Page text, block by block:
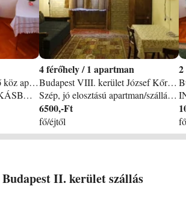
Budapest III. kerület Szőlő köz apartman
INGYENES WIFI A LAKÁSBAN BELVÁROS 20 PERC TÖMEGKÖZLEKEDÉSSEL. Az apartman Óbudán, a Flórián tértől és az Árpád híd budai hídfőjétől alig 5 percnyi sétára, nyugodt környezetben található. Kiváló elhelyezkedése miatt, tömegközlekedéssel akár 15-20 perc alatt elérhető a belváros. Közelben a hangulatos hamisítatlan Óbudai hangulattal a Szentlélek tér, az Óbudai promenád, kellemes séta és számtalan étterem várja vendégeiket, de közel a Margitsziget is. Részletes információk: A lakás a Szőlő közben - 9. emeleten tágas napos, szép kilátással Ház: Lift természetesen van Lakás nagysága: 70 m2 Szobák száma: 3, 5 (külön bejáratúak) Egyéb: egyik szoba franciaágyas, 2 szobában 1-1 kinyitható kétszemélyes ágy, a félszobában -mely ablaktalan- 1 db duplaágy. Ágyak száma: 1 franciaágy, 3 kinyitható duplaágy. (4-6 fő is kényelmesen elfér) Konyha: teljesen berendezett, felszerelt (kávéfőző, hűtőszekrény), kis étkezőpulttal. Fürdőszoba: fürdőkád, mosógép és WC külön helyiségben. TV: TV, műholdas programokkal Internet: WIFI (ingyenes) Egyéb a lakásról: világos, erkélyes (szép kilátással), a lakás berendezése praktikusan kényelmes. Közlekedés: 9-es, 86-os busz megállója kb. 2 percnyire, 1-es villamos kb. 5 percnyire a lakástól. Parkolás: őrzött beállási lehetőség a közelben.
4 /1 apartman
Budapest VIII. kerület József Kőrút 47 II. emelet apartman
Szép, jó elosztású apartman/szállás Budapesten. Körúti Apartmanok. II. -ik emelet, liftes ház. Az Orvosi (SOTE) Egyetem, a Szem, Transzplantációs, Fogászati, Sebészeti és Szív Klinikáknál. Közel a Magyar Nemzeti Múzeum, Iparművészeti Múzeum, Pázmány Péter, ELTE, SOTE, az Andrássy, a Református Egyetem, Színművészeti Főiskola, etc. Könnyen megközelíthető innen a: SYMA Csarnok, Papp László Aréna, MÜPA, Opera. Nagyszerű közlekedés, a 4/6 villamos most már éjjel-nappal közlekedik, könnyen ér el bárhova is, alig egy pár perc alatt. Lakásaink a Józsefváros Palota Negyedében találhatók, egy városképi védelem alatt álló, 1898. -ban épült eklektikus palotában, a József Körút 47 sz. alatt, a Krúdy Gyula utca sarkán. Az épület fsz. I. II. és III. -ik emeletén, udvari fekvésű, világos csendes lakások, (egy szoba + galéria saját konyha és fürdőszobával), felújítva 2020. -ban! A 4/6 villamosmegálló a ház előtt van (HARMINCKETTESEK TERE), a zöld, piros és a kék metró 5-10 van (RÁKÓCZI TÉR, CORVIN SÉTÁNY, KÁLVIN TÉR illetve BLAHA LUJZA TÉR), a 9, és 109 busz és a 83 trolimegálló a József Krt. - Baross utca sarkán található. Könnyen elérhető minden fontos látványosság: Az Iparművészeti Múzeum, A Magyar Nemzeti Múzeum, a Duna, Gellért Fürdő, Váci utca Nagy Csarnok, hajó állomás, tömegközlekedéssel könnyen elérhetők a: Hősök tere, Széchenyi Fürdő, a Parlament, Szent István Bazilika, stb. Kiváló szórakozási lehetőségek, közel a Szabó Ervin Könyvtár, a Ráday, Váci, utca. A Krúdy Gyula utca 2009. -től sétáló utca lett. Hat apartman, III emeletes liftes házban, a sarkon egy nagy ABC, patika, bankok, éjjel-nappali ABC, egyéb üzlet, éjjeli busz alig 100 m. -re, templom, kórház, fogászati klinikák, olcsó vendéglők alig 5 percre találhatók. Csendes, biztonságos környék, térfigyelő kamerákkal. Jelenleg összesen 10 személyt tudunk elszállásolni, legfeljebb 2x2 lakásonként. A Sziget Fesztivál, Karácsony/Szilveszter, Húsvét, Pünkösd, Május 1. , HUNGARORING idejére, illetve 4 nappal előtte és utána, a minimum igénybe vehető éjszakák száma: 7. Amennyiben kevesebb ideig szeretne nálunk tartózkodni 50% felárat számolunk fel. Őrzött parkoló a Pollák Mihály és a Rákóczi téri mélygarázsokban. Kaució szükséges 10. 000 Ft.
6500,-Ft
fő/éjtől
2
Budapest II. kerületszállás